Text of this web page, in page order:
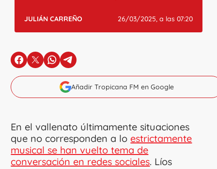
JULIÁN CARREÑO 26/03/2025, a las 07:20
en Facebook
en Xen Whatsapp
en Telegram
Añadir Tropicana FM en Google
En el vallenato últimamente situaciones
que no corresponden a lo estrictamente
musical se han vuelto tema de
conversación en redes sociales. Líos